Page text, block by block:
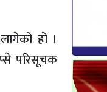
हो ।
परिसूचक